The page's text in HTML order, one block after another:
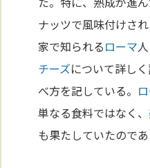
ナッツで風味付けさ
家で知られるローマ人
チーズについて詳し
べ方を記している。
単なる食料ではなく、
も果たしていたのであ